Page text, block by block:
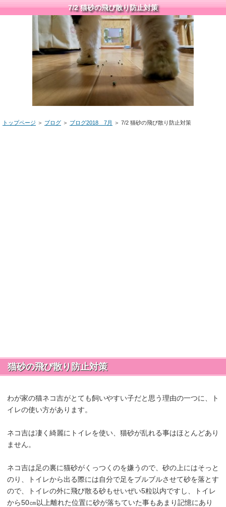
7/2 猫砂の飛び散り防止対策
トップページ ＞ ブログ ＞ ブログ2018 7月 ＞ 7/2 猫砂の飛び散り防止対策
猫砂の飛び散り防止対策
わが家の猫ネコ吉がとても飼いやすい子だと思う理由の一つに、ト
イレの使い方があります。
ネコ吉は凄く綺麗にトイレを使い、猫砂が乱れる事はほとんどあり
ません。
ネコ吉は足の裏に猫砂がくっつくのを嫌うので、砂の上にはそっと
のり、トイレから出る際には自分で足をブルブルさせて砂を落とす
ので、トイレの外に飛び散る砂もせいぜい5粒以内ですし、トイレ
から50㎝以上離れた位置に砂が落ちていた事もあまり記憶にあり